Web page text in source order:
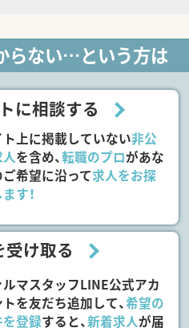
らない…という方は
に相談する
ト上に掲載していない非公
を含め、転職のプロがあな
ご希望に沿って求人をお探
す！
け取る
ルマスタッフLINE公式アカ
を友だち追加して、希望の
登録すると、新着求人が届